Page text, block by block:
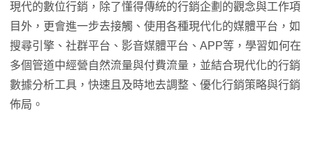
現代的數位行銷，除了懂得傳統的行銷企劃的觀念與工作項
目外，更會進一步去接觸、使用各種現代化的媒體平台，如
搜尋引擎、社群平台、影音媒體平台、APP等，學習如何在
多個管道中經營自然流量與付費流量，並結合現代化的行銷
數據分析工具，快速且及時地去調整、優化行銷策略與行銷
佈局。